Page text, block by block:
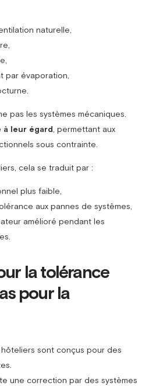
naturelle,
par évaporation,
pas les systèmes mécaniques.
à leur égard , permettant aux
sous contrainte.
cela se traduit par :
plus faible,
aux pannes de systèmes,
amélioré pendant les
la tolérance
pour la
sont conçus pour des
une correction par des systèmes